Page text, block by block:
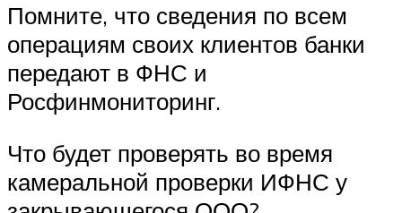
Помните, что сведения по всем
операциям своих клиентов банки
передают в ФНС и
Росфинмониторинг.
Что будет проверять во время
камеральной проверки ИФНС у